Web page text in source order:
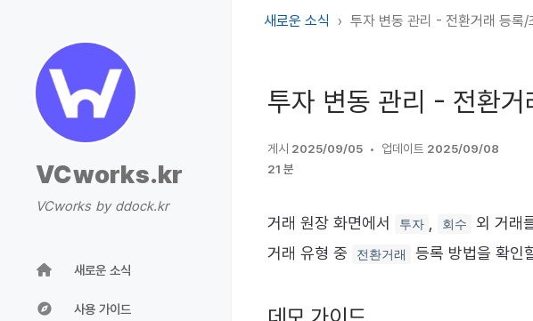
VCworks.kr
VCworks by ddock.kr
새로운 소식
사용 가이드
새로운 소식 투자 변동 관리 - 전환거래 등
투자 변동 관리 - 전환
게시 2025/09/05 업데이트 2025/09/08
21 분
거래 원장 화면에서 투자 회수
외 거래
거래 유형 중
전환거래 등록 방법을 확인